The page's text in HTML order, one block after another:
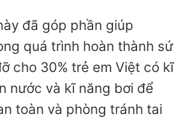
đã góp phần giúp
quá trình hoàn thành sứ
cho 30% trẻ em Việt có kĩ
nước và kĩ năng bơi để
toàn và phòng tránh tai